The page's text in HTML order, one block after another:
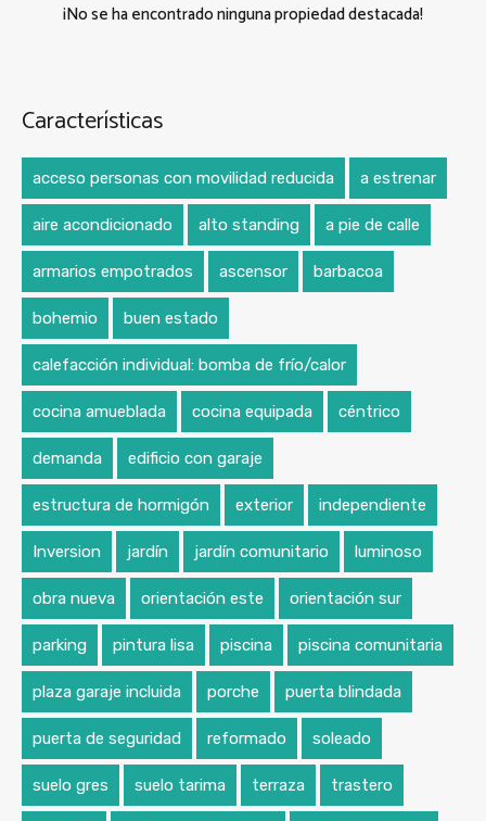
¡No se ha encontrado ninguna propiedad destacada!
Características
acceso personas con movilidad reducida a estrenar
aire acondicionado alto standing a pie de calle
armarios empotrados ascensor barbacoa
bohemio buen estado
calefacción individual: bomba de frío/calor
cocina amueblada cocina equipada céntrico
demanda edificio con garaje
estructura de hormigón exterior independiente
Inversion jardín jardín comunitario luminoso
obra nueva orientación este orientación sur
parking pintura lisa piscina piscina comunitaria
plaza garaje incluida porche puerta blindada
puerta de seguridad reformado soleado
suelo gres suelo tarima terraza trastero